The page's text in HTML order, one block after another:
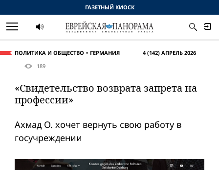
ПОЛИТИКА И ОБЩЕСТВО ГЕРМАНИЯ
4 (142) АПРЕЛЬ 2026
189
«Свидетельство возврата запрета на
профессии»
Ахмад О. хочет вернуть свою работу в
госучреждении
ГАЗЕТНЫЙ КИОСК